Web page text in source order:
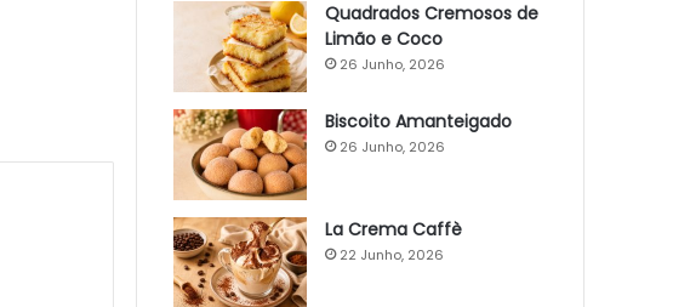
Quadrados Cremosos de
Limão e Coco
26 Junho, 2026
Biscoito Amanteigado
26 Junho, 2026
La Crema Caffè
22 Junho, 2026